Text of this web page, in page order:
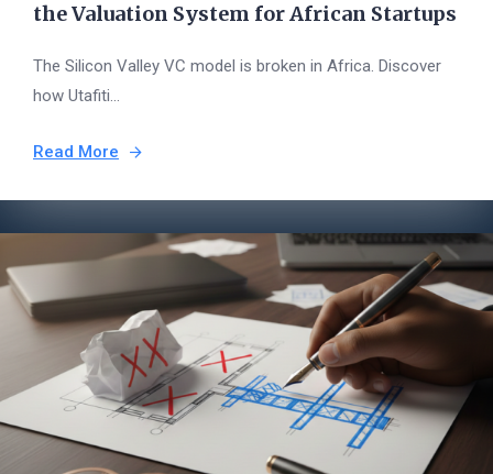
the Valuation System for African Startups
The Silicon Valley VC model is broken in Africa. Discover
how Utafiti...
Read More